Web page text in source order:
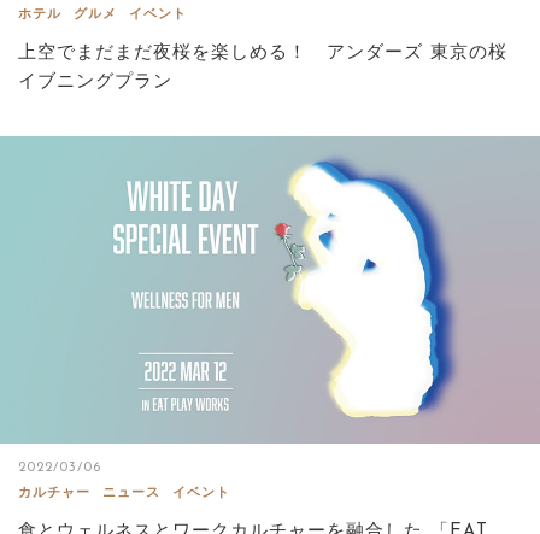
ホテル
グルメ イベント
上空でまだまだ夜桜を楽しめる！ アンダーズ 東京の桜
イブニングプラン
2022/03/06
カルチャー
ニュース イベント